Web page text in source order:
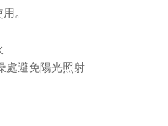
。
處避免陽光照射